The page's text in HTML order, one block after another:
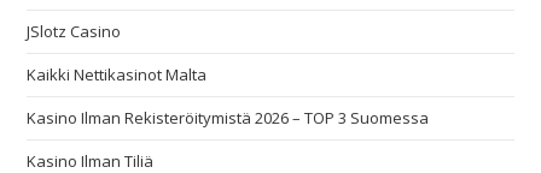
JSlotz Casino
Kaikki Nettikasinot Malta
Kasino Ilman Rekisteröitymistä 2026 – TOP 3 Suomessa
Kasino Ilman Tiliä